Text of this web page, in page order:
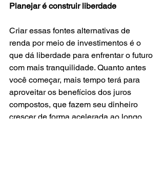
Planejar é construir liberdade
Criar essas fontes alternativas de
renda por meio de investimentos é o
que dá liberdade para enfrentar o futuro
com mais tranquilidade. Quanto antes
você começar, mais tempo terá para
aproveitar os benefícios dos juros
compostos, que fazem seu dinheiro
crescer de forma acelerada ao longo